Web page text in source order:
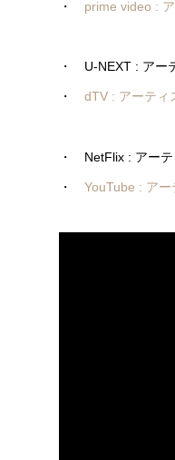
・ prime video :
・ U-NEXT : アー
・ dTV : アーティ
・ NetFlix : アー
・ YouTube : ア